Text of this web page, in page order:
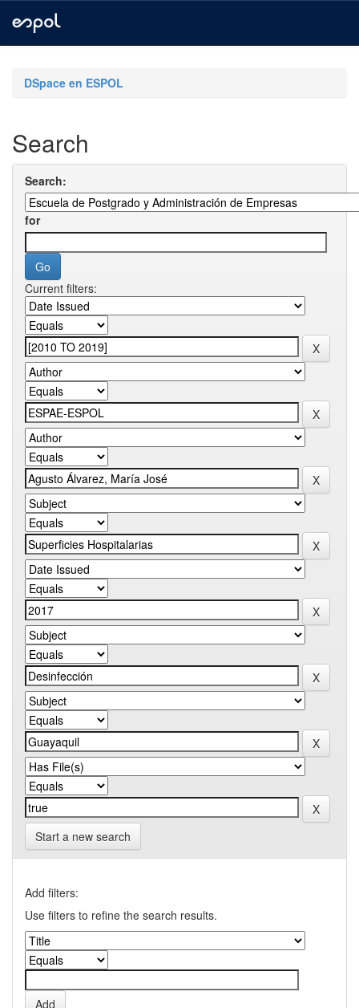
navigationDSpace en ESPOL
Search
Search:
for
Current filters:
Start a new search
Add filters:
Use filters to refine the search results.